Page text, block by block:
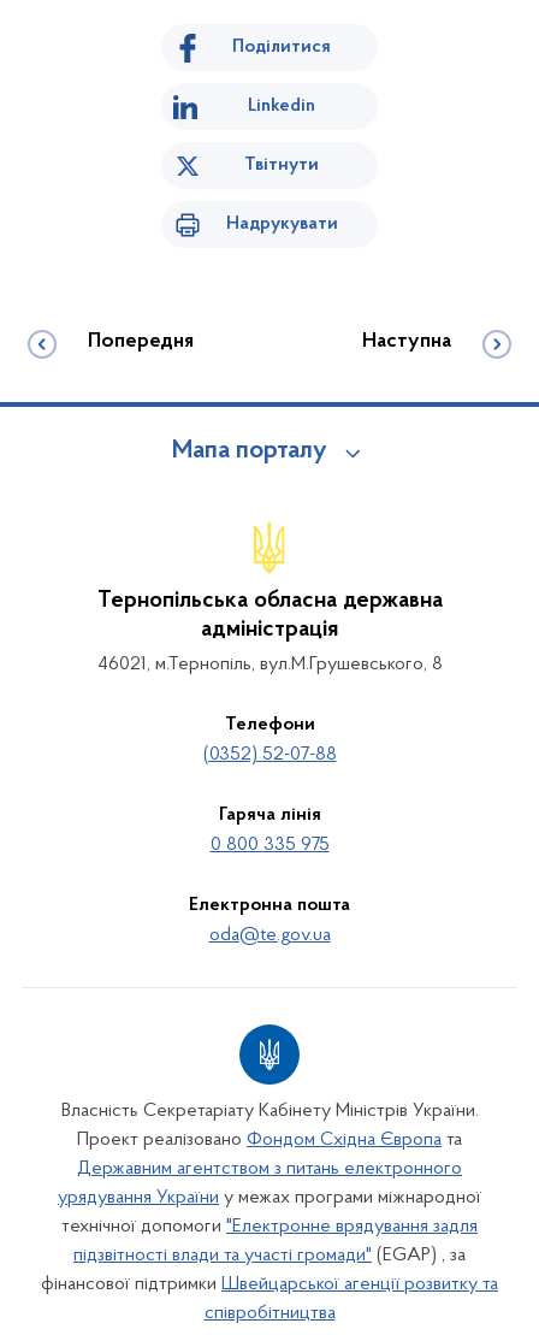
Поділитися
Linkedin
Твітнути
Надрукувати
Попередня Наступна
Мапа порталу
Тернопільська обласна державна
адміністрація
46021, м.Тернопіль, вул.М.Грушевського, 8
Телефони
(0352) 52-07-88
Гаряча лінія
0 800 335 975
Електронна пошта
oda@te.gov.ua
Власність Секретаріату Кабінету Міністрів України.
Проект реалізовано Фондом Східна Європа та
Державним агентством з питань електронного
урядування України у межах програми міжнародної
технічної допомоги "Електронне врядування задля
підзвітності влади та участі громади" (EGAP) , за
фінансової підтримки Швейцарської агенції розвитку та
співробітництва